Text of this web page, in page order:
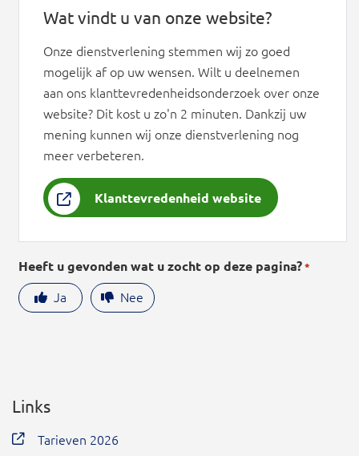
Wat vindt u van onze website?
Onze dienstverlening stemmen wij zo goed
mogelijk af op uw wensen. Wilt u deelnemen
aan ons klanttevredenheidsonderzoek over onze
website? Dit kost u zo'n 2 minuten. Dankzij uw
mening kunnen wij onze dienstverlening nog
meer verbeteren.
Klanttevredenheid website
Heeft u gevonden wat u zocht op deze pagina?*
Ja Nee
Links
Tarieven 2026